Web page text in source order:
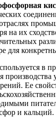
на их
для
в
производства
Ее
и кальций.